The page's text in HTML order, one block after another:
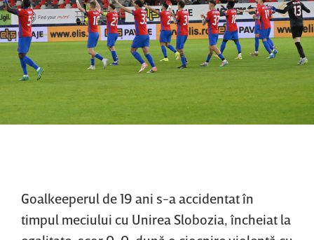
Goalkeeperul de 19 ani s-a accidentat în
timpul meciului cu Unirea Slobozia, încheiat la